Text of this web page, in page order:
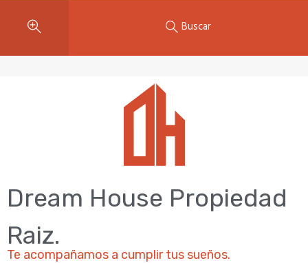
Buscar
Dream House Propiedad
Raiz.
Te acompañamos a cumplir tus sueños.